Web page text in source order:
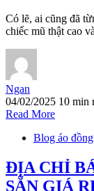
Có lẽ, ai cũng đã
chiếc mũ thật cao
Ngan
04/02/2025 10 min
Read More
Blog áo
ĐỊA CHỈ
SẴN GIÁ